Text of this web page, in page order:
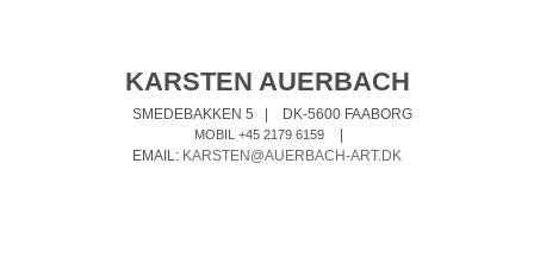
KARSTEN AUERBACH
SMEDEBAKKEN 5 | DK-5600 FAABORG
MOBIL +45 2179 6159
|
EMAIL: KARSTEN@AUERBACH-ART.DK